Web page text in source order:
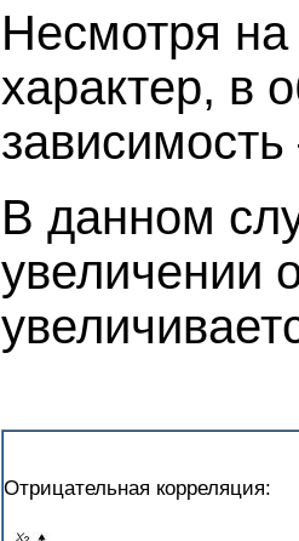
Несмотря
характер, в
В данном
увеличении
Отрицательная корреляция: